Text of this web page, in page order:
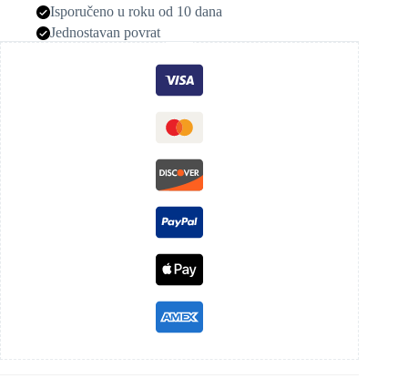
Isporučeno u roku od 10 dana
Jednostavan povrat